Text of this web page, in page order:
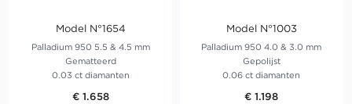
Model N°1654
Palladium 950 5.5 & 4.5 mm
Gematteerd
0.03 ct diamanten
€ 1.658
Model N°1003
Palladium 950 4.0 & 3.0 mm
Gepolijst
0.06 ct diamanten
€ 1.198